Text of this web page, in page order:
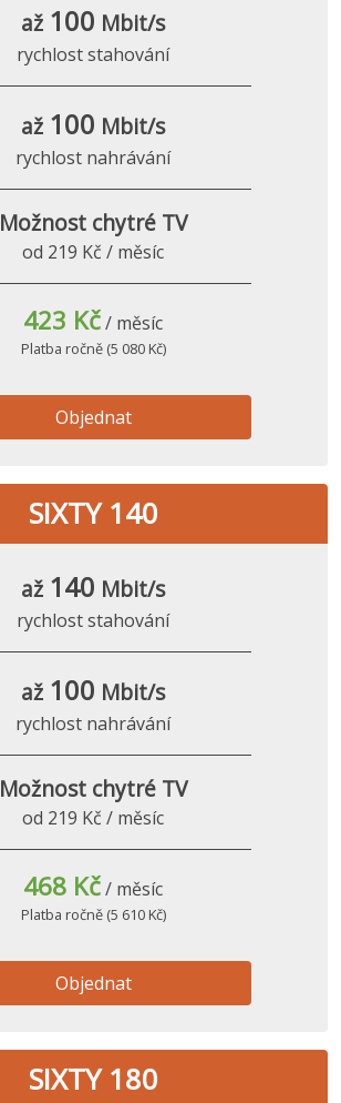
až 100 Mbit/s
rychlost stahování
až 100 Mbit/s
rychlost nahrávání
Možnost chytré TV
od 219 Kč / měsíc
423 Kč/ měsíc
Platba ročně (5 080 Kč)
Objednat
SIXTY 140
až 140 Mbit/s
rychlost stahování
až 100 Mbit/s
rychlost nahrávání
Možnost chytré TV
od 219 Kč / měsíc
468 Kč/ měsíc
Platba ročně (5 610 Kč)
Objednat
SIXTY 180